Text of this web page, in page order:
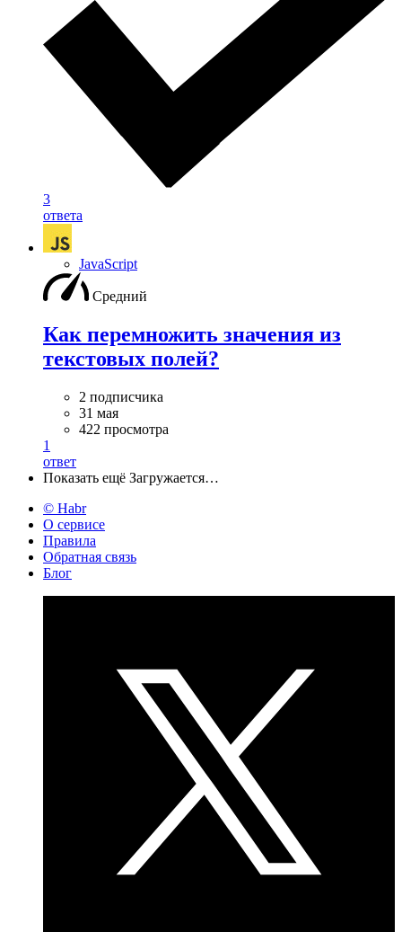
3
ответа
JavaScript
Средний
Как перемножить значения из
текстовых полей?
2 подписчика
31 мая
422 просмотра
1
ответ
Показать ещё Загружается…
© Habr
О сервисе
Правила
Обратная связь
Блог